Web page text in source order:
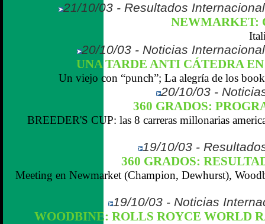
21/10/03 - Resultados
NEWMARKET:
20/10/03 - Noticias
UNA TARDE ANTI CÁTEDRA
Un viejo con “punch”; La alegría de los
20/10/03 -
360 GRADOS:
BREEDER'S CUP: las 8 carreras millonarias
19/10/03 -
360 GRADOS:
Meeting en Newmarket (Champion, Dewhurst),
19/10/03 - Noticias
WOODBINE: ROLLS ROYCE WORLD